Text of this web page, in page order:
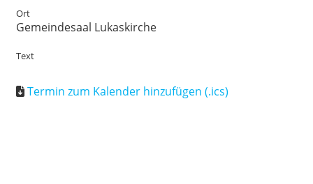
Ort
Gemeindesaal Lukaskirche
Text
Termin zum Kalender hinzufügen (.ics)